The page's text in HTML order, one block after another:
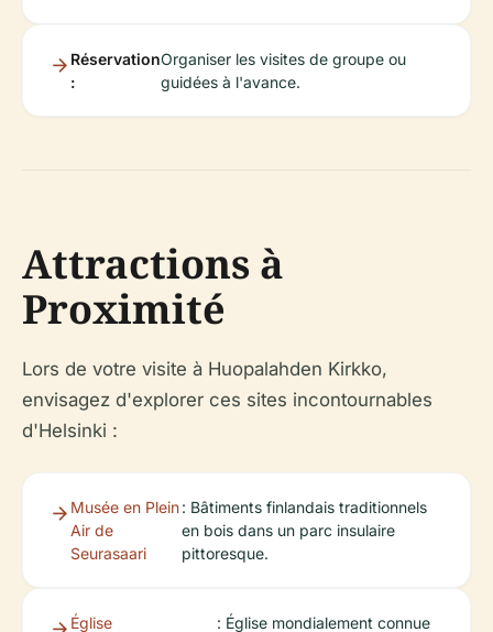
Réservation
:
Organiser les visites de groupe ou
guidées à l'avance.
Attractions à
Proximité
Lors de votre visite à Huopalahden Kirkko,
envisagez d'explorer ces sites incontournables
d'Helsinki :
Musée en Plein
Air de
Seurasaari
: Bâtiments finlandais traditionnels
en bois dans un parc insulaire
pittoresque.
Église : Église mondialement connue